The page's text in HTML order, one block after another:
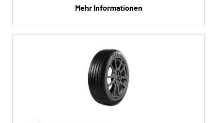
Mehr Informationen